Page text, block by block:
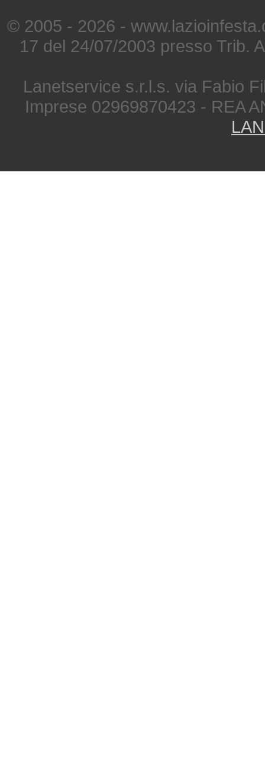
© 2005 - 2026 -
17 del 24/07/2003 presso Trib.
Lanetservice s.r.l.s. via Fabio
Imprese 02969870423 - REA